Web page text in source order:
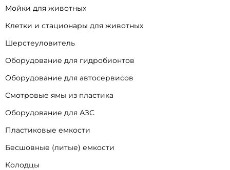
Мойки для животных
Клетки и стационары для животных
Шерстеуловитель
Оборудование для гидробионтов
Оборудование для автосервисов
Смотровые ямы из пластика
Оборудование для АЗС
Пластиковые емкости
Бесшовные (литые) емкости
Колодцы